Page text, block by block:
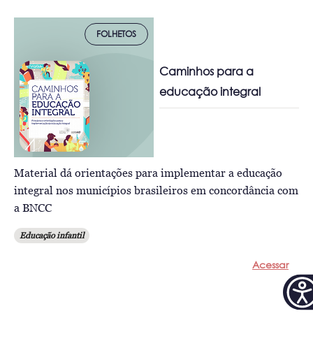
FOLHETOS
Caminhos para a
educação integral
Material dá orientações para implementar a educação
integral nos municípios brasileiros em concordância com
a BNCC
Educação infantil
Acessar